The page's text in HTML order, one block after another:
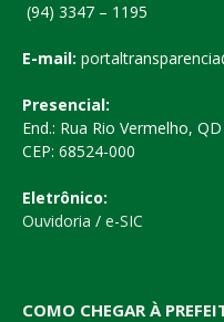
(94) 3347 – 1195
E-mail:
Presencial:
End.: Rua Rio Vermelho,
CEP: 68524-000
Eletrônico:
Ouvidoria / e-SIC
COMO CHEGAR À